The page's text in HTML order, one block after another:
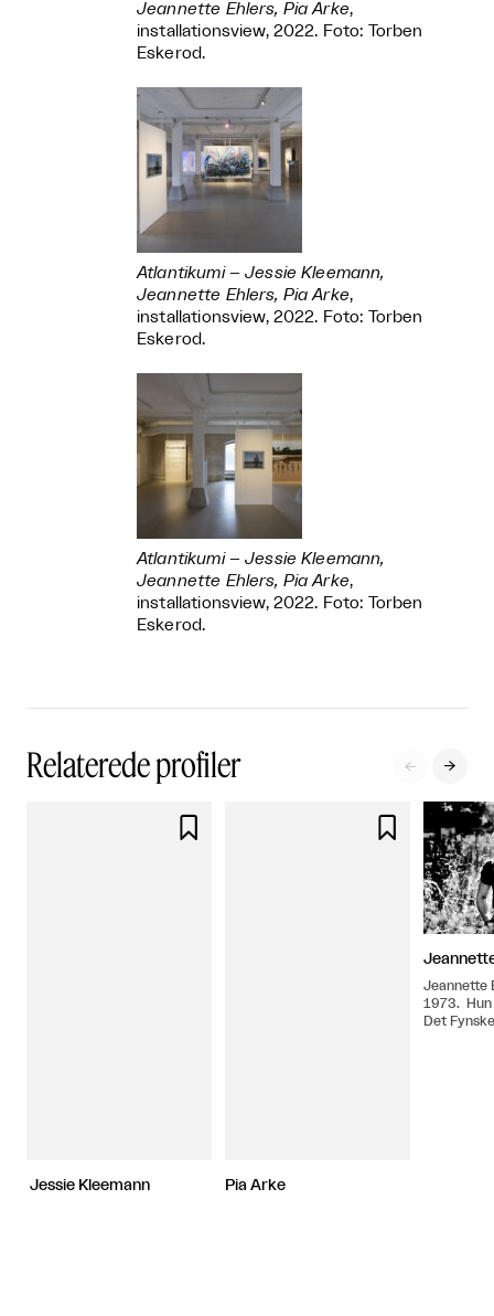
Jeannette Ehlers, Pia Arke,
installationsview, 2022. Foto: Torben
Eskerod.
Atlantikumi – Jessie Kleemann,
Jeannette Ehlers, Pia Arke,
installationsview, 2022. Foto: Torben
Eskerod.
Atlantikumi – Jessie Kleemann,
Jeannette Ehlers, Pia Arke,
installationsview, 2022. Foto: Torben
Eskerod.
Relaterede profiler  

Jessie Kleemann

Pia Arke
Jeannette
1973.
Det